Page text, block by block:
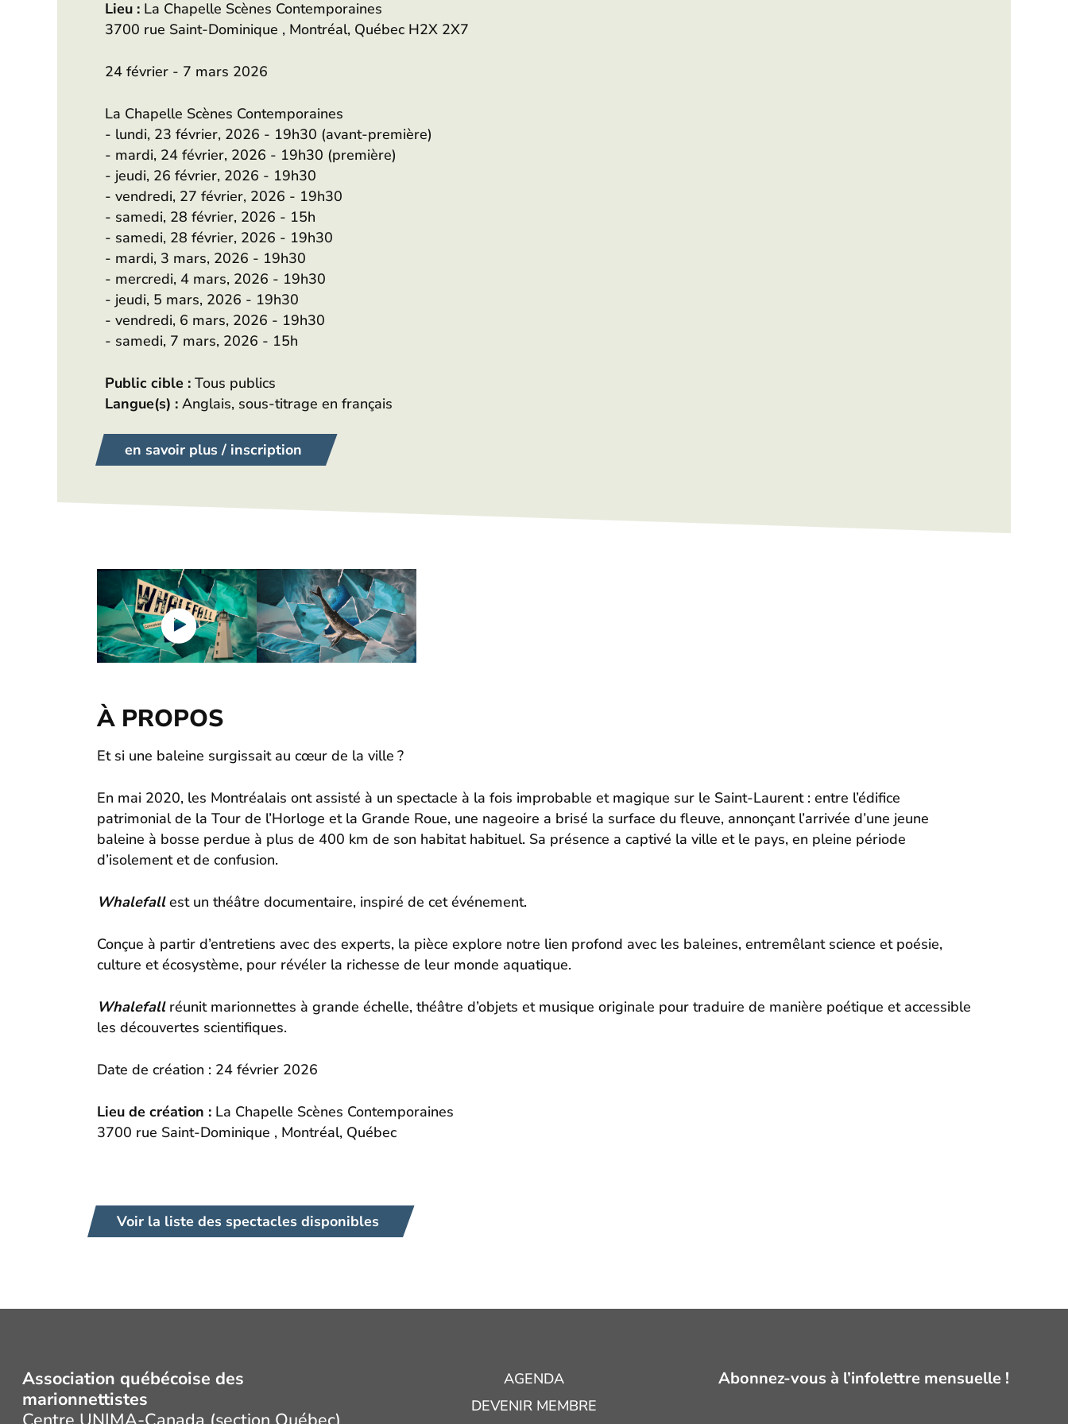
Lieu : La Chapelle Scènes Contemporaines
3700 rue Saint-Dominique , Montréal, Québec H2X 2X7
24 février - 7 mars 2026
La Chapelle Scènes Contemporaines
- lundi, 23 février, 2026 - 19h30 (avant-première)
- mardi, 24 février, 2026 - 19h30 (première)
- jeudi, 26 février, 2026 - 19h30
- vendredi, 27 février, 2026 - 19h30
- samedi, 28 février, 2026 - 15h
- samedi, 28 février, 2026 - 19h30
- mardi, 3 mars, 2026 - 19h30
- mercredi, 4 mars, 2026 - 19h30
- jeudi, 5 mars, 2026 - 19h30
- vendredi, 6 mars, 2026 - 19h30
- samedi, 7 mars, 2026 - 15h
Public cible : Tous publics
Langue(s) : Anglais, sous-titrage en français
en savoir plus / inscription
À PROPOS
Et si une baleine surgissait au cœur de la ville ?
En mai 2020, les Montréalais ont assisté à un spectacle à la fois improbable et magique sur le Saint-Laurent : entre l’édifice
patrimonial de la Tour de l’Horloge et la Grande Roue, une nageoire a brisé la surface du fleuve, annonçant l’arrivée d’une jeune
baleine à bosse perdue à plus de 400 km de son habitat habituel. Sa présence a captivé la ville et le pays, en pleine période
d’isolement et de confusion.
Whalefall est un théâtre documentaire, inspiré de cet événement.
Conçue à partir d’entretiens avec des experts, la pièce explore notre lien profond avec les baleines, entremêlant science et poésie,
culture et écosystème, pour révéler la richesse de leur monde aquatique.
Whalefall réunit marionnettes à grande échelle, théâtre d’objets et musique originale pour traduire de manière poétique et accessible
les découvertes scientifiques.
Date de création : 24 février 2026
Lieu de création : La Chapelle Scènes Contemporaines
3700 rue Saint-Dominique , Montréal, Québec
Voir la liste des spectacles disponibles
Association québécoise des
marionnettistes
AGENDA
DEVENIR MEMBRE
Abonnez-vous à l’infolettre mensuelle !